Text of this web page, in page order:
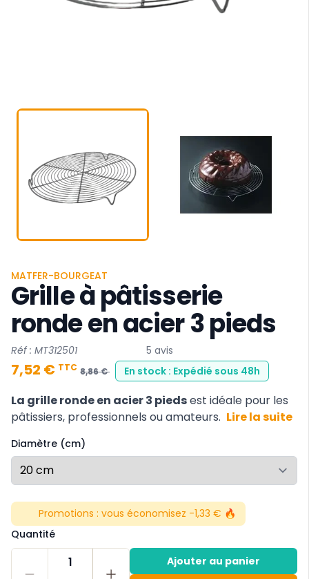
MATFER-BOURGEAT
Grille à pâtisserie
ronde en acier 3 pieds
Réf : MT312501 5 avis
7,52 € TTC 8,86 € En stock : Expédié sous 48h
La grille ronde en acier 3 piedsest idéale pour les
pâtissiers, professionnels ou amateurs. Lire la suite
Diamètre (cm)
Promotions : vous économisez -1,33 € 🔥
Quantité
1
Ajouter au panier